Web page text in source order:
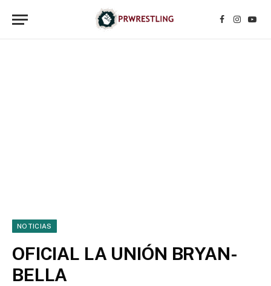
Facebook
NOTICIAS
OFICIAL LA UNIÓN BRYAN-
BELLA